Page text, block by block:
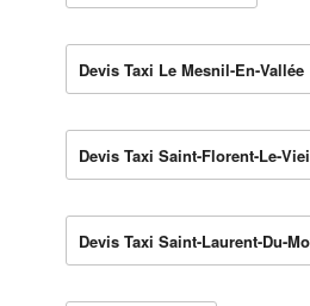
Devis Taxi Le Mesnil-En-Vallée
Devis Taxi Saint-Florent-Le-
Devis Taxi Saint-Laurent-Du-